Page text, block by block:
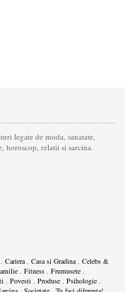
legate de moda, sanatate,
relatii si sarcina.
Cariera Casa si Gradina
Celebs &
Fitness Frumusete
Povesti Produse Psihologie